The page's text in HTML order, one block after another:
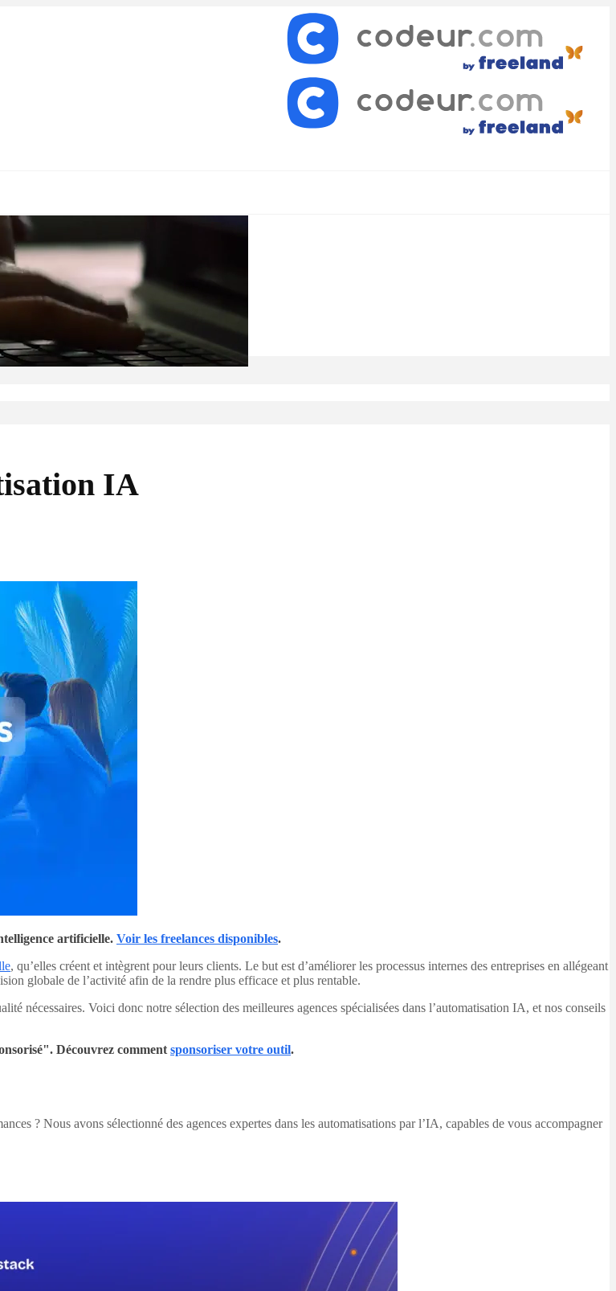
IA
artificielle. Voir les freelances disponibles.
, qu’elles créent et intègrent pour leurs clients. Le but est d’améliorer les processus internes des entreprises en allégeant
globale de l’activité afin de la rendre plus efficace et plus rentable.
nécessaires. Voici donc notre sélection des meilleures agences spécialisées dans l’automatisation IA, et nos conseils
Découvrez comment sponsoriser votre outil.
? Nous avons sélectionné des agences expertes dans les automatisations par l’IA, capables de vous accompagner